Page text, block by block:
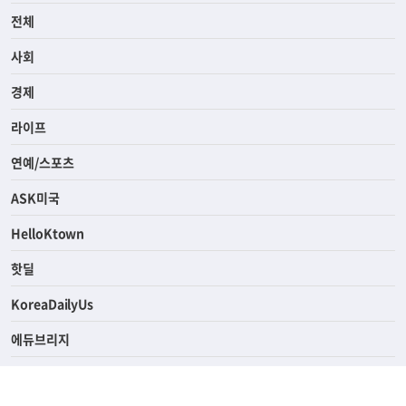
전체
사회
경제
라이프
연예/스포츠
ASK미국
HelloKtown
핫딜
KoreaDailyUs